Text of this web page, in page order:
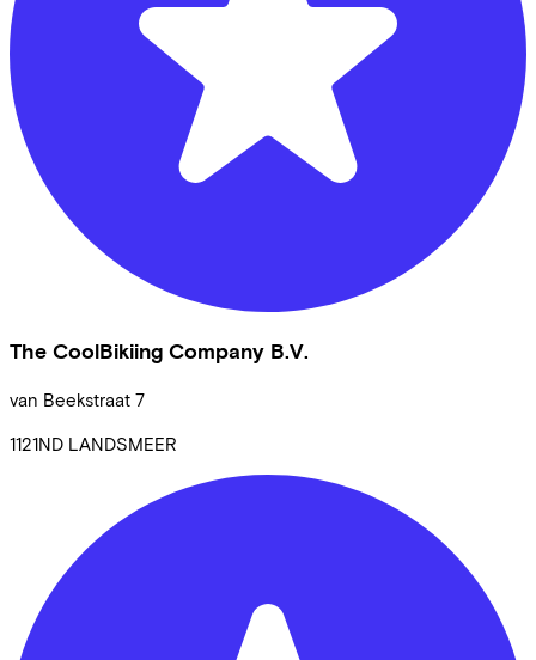
The CoolBikiing Company B.V.
van Beekstraat 7
1121ND LANDSMEER